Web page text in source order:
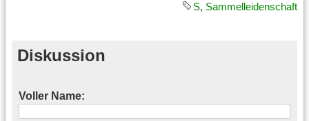
S, Sammelleidenschaft
Diskussion
Voller Name: